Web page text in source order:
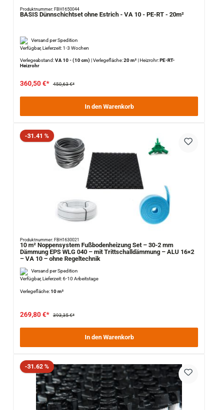
Produktnummer: FBH1650044
BASIS Dünnschichtset ohne Estrich - VA 10 - PE-RT - 20m²
Versand per Spedition
Verfügbar, Lieferzeit: 1-3 Wochen
Verlegeabstand:
VA 10 - (10 cm) |Verlegefläche:20 m²|Heizrohr:PE-RT-
Heizrohr
360,50 €* 450,63 €*
In den Warenkorb
Rabatt
-31.41 %
Produktnummer: FBH1630021
10 m² Noppensystem Fußbodenheizung Set – 30-2 mm
Dämmung EPS WLG 040 – mit Trittschalldämmung – ALU 16×2
– VA 10 – ohne Regeltechnik
Versand per Spedition
Verfügbar, Lieferzeit: 6-10 Arbeitstage
Verlegefläche:10 m²
269,80 €* 393,35 €*
In den Warenkorb
Rabatt
-31.62 %